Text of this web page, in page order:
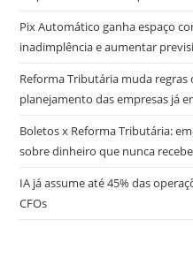
Pix Automático ganha espaço
inadimplência e aumentar
Reforma Tributária muda regras
planejamento das empresas já
Boletos x Reforma Tributária:
sobre dinheiro que nunca
IA já assume até 45% das
CFOs